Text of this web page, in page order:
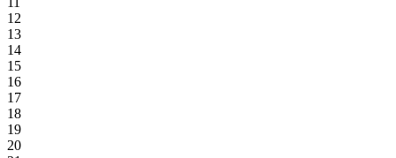
12
13
14
15
16
17
18
19
20